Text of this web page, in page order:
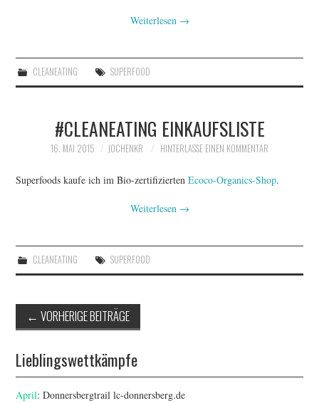
Weiterlesen →
CLEANEATING SUPERFOOD
#CLEANEATING EINKAUFSLISTE
16. MAI 2015 JOCHENKR HINTERLASSE EINEN KOMMENTAR
Superfoods kaufe ich im Bio-zertifiziertenEcoco-Organics-Shop.
Weiterlesen →
CLEANEATING SUPERFOOD
Artikel-
Navigation
← VORHERIGE BEITRÄGE
Lieblingswettkämpfe
April: Donnersbergtraillc-donnersberg.de